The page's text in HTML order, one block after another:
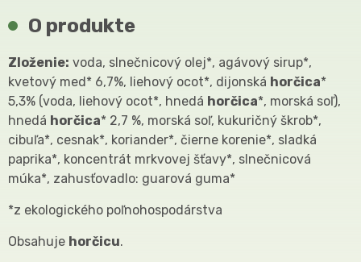
O produkte
Zloženie: voda, slnečnicový olej*, agávový sirup*,
kvetový med* 6,7%, liehový ocot*, dijonská horčica*
5,3% (voda, liehový ocot*, hnedá horčica*, morská soľ),
hnedá horčica* 2,7 %, morská soľ, kukuričný škrob*,
cibuľa*, cesnak*, koriander*, čierne korenie*, sladká
paprika*, koncentrát mrkvovej šťavy*, slnečnicová
múka*, zahusťovadlo: guarová guma*
*z ekologického poľnohospodárstva
Obsahuje horčicu.